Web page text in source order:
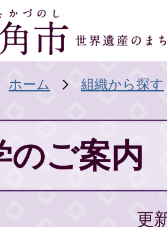
ホーム 組織から探す
のご案内
更